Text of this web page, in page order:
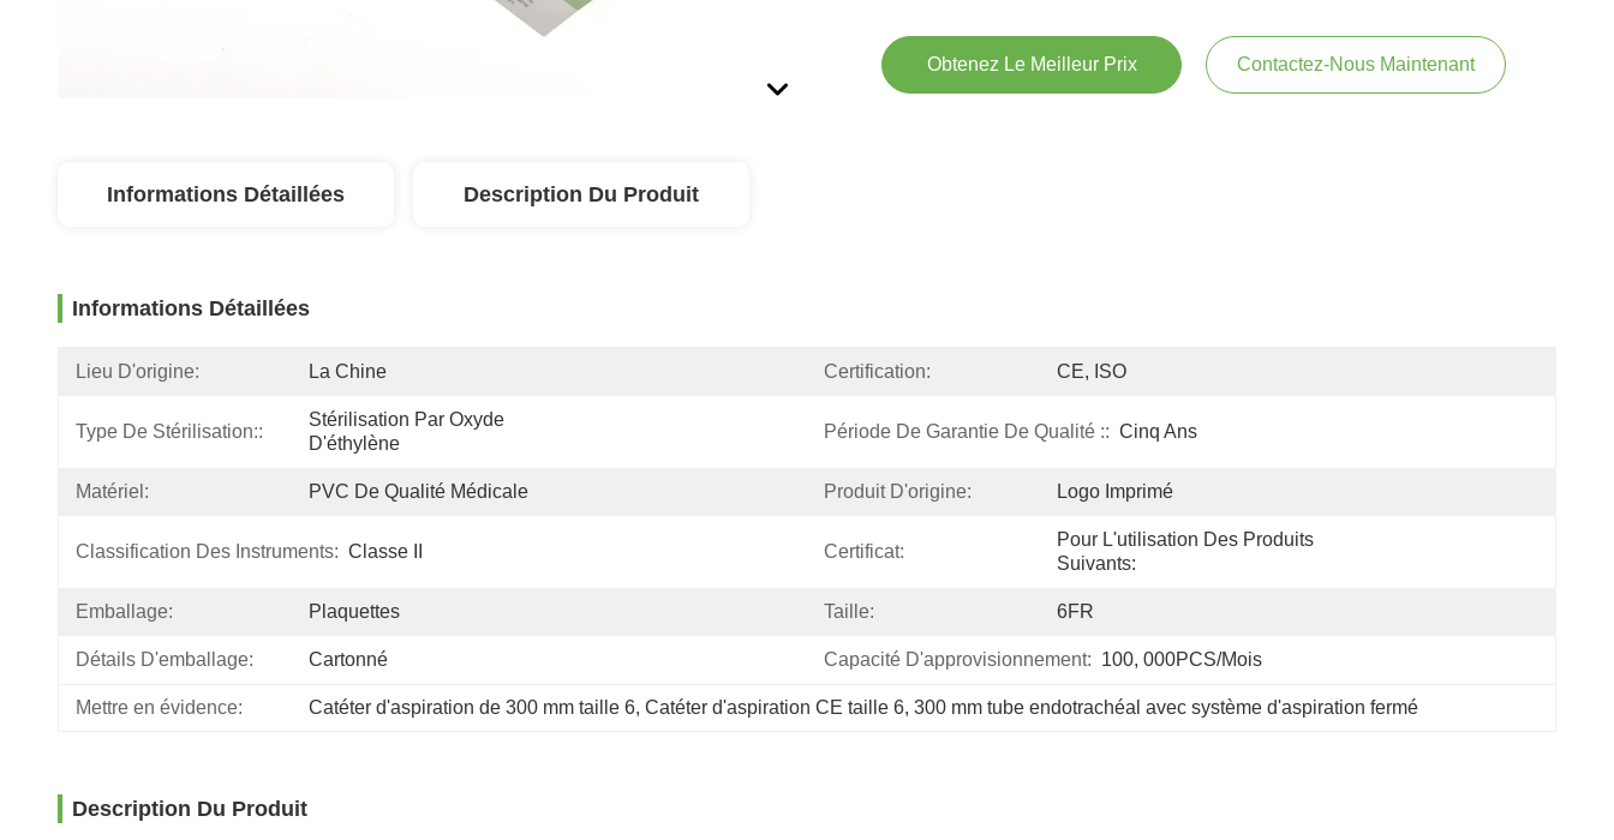
Obtenez Le Meilleur Prix Contactez-Nous Maintenant
Informations Détaillées Description Du Produit
Informations Détaillées
Lieu D'origine: La Chine Certification: CE, ISO
Type De Stérilisation::
Stérilisation Par Oxyde
D'éthylène
Période De Garantie De Qualité :: Cinq Ans
Matériel: PVC De Qualité Médicale Produit D'origine: Logo Imprimé
Classification Des Instruments: Classe II Certificat:
Pour L'utilisation Des Produits
Suivants:
Emballage: Plaquettes Taille: 6FR
Détails D'emballage: Cartonné Capacité D'approvisionnement: 100, 000PCS/mois
Mettre en évidence: Catéter d'aspiration de 300 mm taille 6, Catéter d'aspiration CE taille 6, 300 mm tube endotrachéal avec système d'aspiration fermé
Description Du Produit